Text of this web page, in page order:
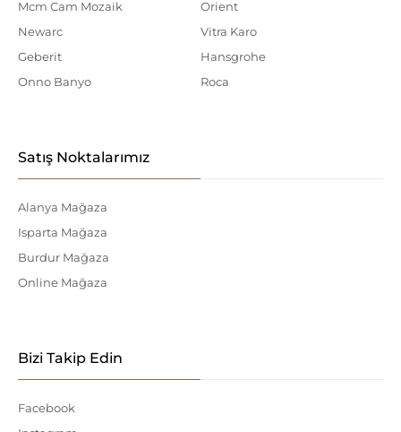
Mcm Cam Mozaik
Newarc
Geberit
Onno Banyo
Orient
Vitra Karo
Hansgrohe
Roca
Satış Noktalarımız
Alanya Mağaza
Isparta Mağaza
Burdur Mağaza
Online Mağaza
Bizi Takip Edin
Facebook